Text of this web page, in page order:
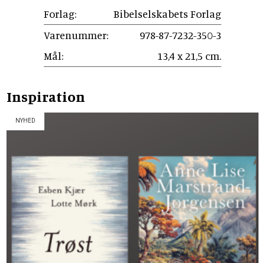
Forlag:
Bibelselskabets Forlag
Varenummer:
978-87-7232-350-3
Mål:
13,4 x 21,5 cm.
Inspiration
NYHED